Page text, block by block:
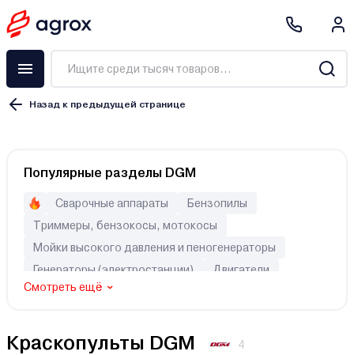
Назад к предыдущей странице
Популярные разделы DGM
Смотреть ещё
Сварочные аппараты
Бензопилы
Триммеры, бензокосы, мотокосы
Мойки высокого давления и пеногенераторы
Генераторы (электростанции)
Двигатели
Краскопульты DGM 4
Краскопульт
Покрасочная станция
Набор пневмоинструмента
Аксессуары
Аккумуляторный